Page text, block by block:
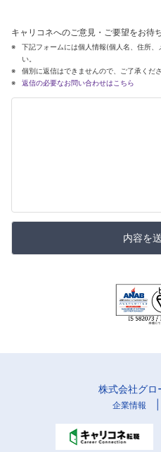
キャリコネへのご意見・ご要望をお待
下記フォームには個人情報(個人名、住所
い。
個別に返信はできませんので、ご了承くださ
返信の必要なお問い合わせはこちら
内容を
株式会社グロ
企業情報